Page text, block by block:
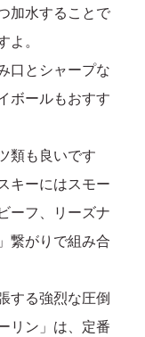
加水することで
。
口とシャープな
ボールもおすす
類も良いです
キーにはスモー
ーフ、リーズナ
繋がりで組み合
する強烈な圧倒
リン」は、定番